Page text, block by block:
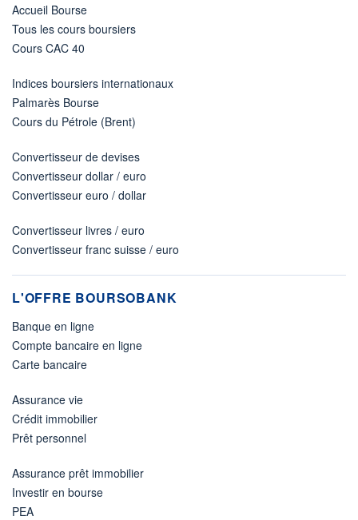
Accueil Bourse
Tous les cours boursiers
Cours CAC 40
Indices boursiers internationaux
Palmarès Bourse
Cours du Pétrole (Brent)
Convertisseur de devises
Convertisseur dollar / euro
Convertisseur euro / dollar
Convertisseur livres / euro
Convertisseur franc suisse / euro
L'OFFRE BOURSOBANK
Banque en ligne
Compte bancaire en ligne
Carte bancaire
Assurance vie
Crédit immobilier
Prêt personnel
Assurance prêt immobilier
Investir en bourse
PEA